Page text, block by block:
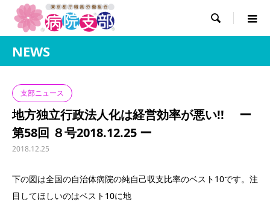

NEWS
支部ニュース
地方独立行政法人化は経営効率が悪い!! ー
第58回 ８号2018.12.25 ー
2018.12.25
下の図は全国の自治体病院の純自己収支比率のベスト10です。注
目してほしいのはベスト10に地